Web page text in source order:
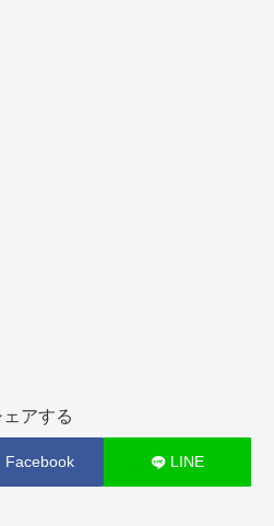
ェアする
Facebook LINE